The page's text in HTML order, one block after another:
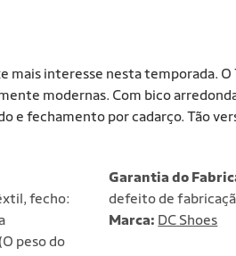
interesse nesta temporada. O
modernas. Com bico
e fechamento por cadarço. Tão
fecho:
peso do
Garantia do
defeito de
Marca: DC Shoes